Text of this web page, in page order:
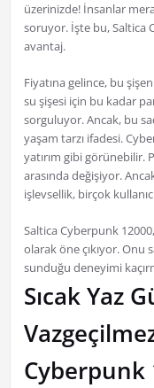
üzerinizde! İnsanlar
soruyor. İşte bu, Saltica
avantaj.
Fiyatına gelince, bu
su şişesi için bu kadar
sorguluyor. Ancak, bu
yaşam tarzı ifadesi.
yatırım gibi görünebilir.
arasında değişiyor.
işlevsellik, birçok
Saltica Cyberpunk
olarak öne çıkıyor. Onu
sunduğu deneyimi
Sıcak Yaz
Cyberpunk